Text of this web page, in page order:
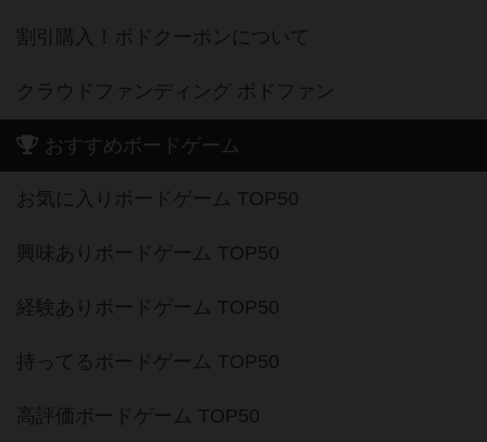
割引購入！ボドクーポンについて
クラウドファンディング ボドファン
おすすめボードゲーム
お気に入りボードゲーム TOP50
興味ありボードゲーム TOP50
経験ありボードゲーム TOP50
持ってるボードゲーム TOP50
高評価ボードゲーム TOP50